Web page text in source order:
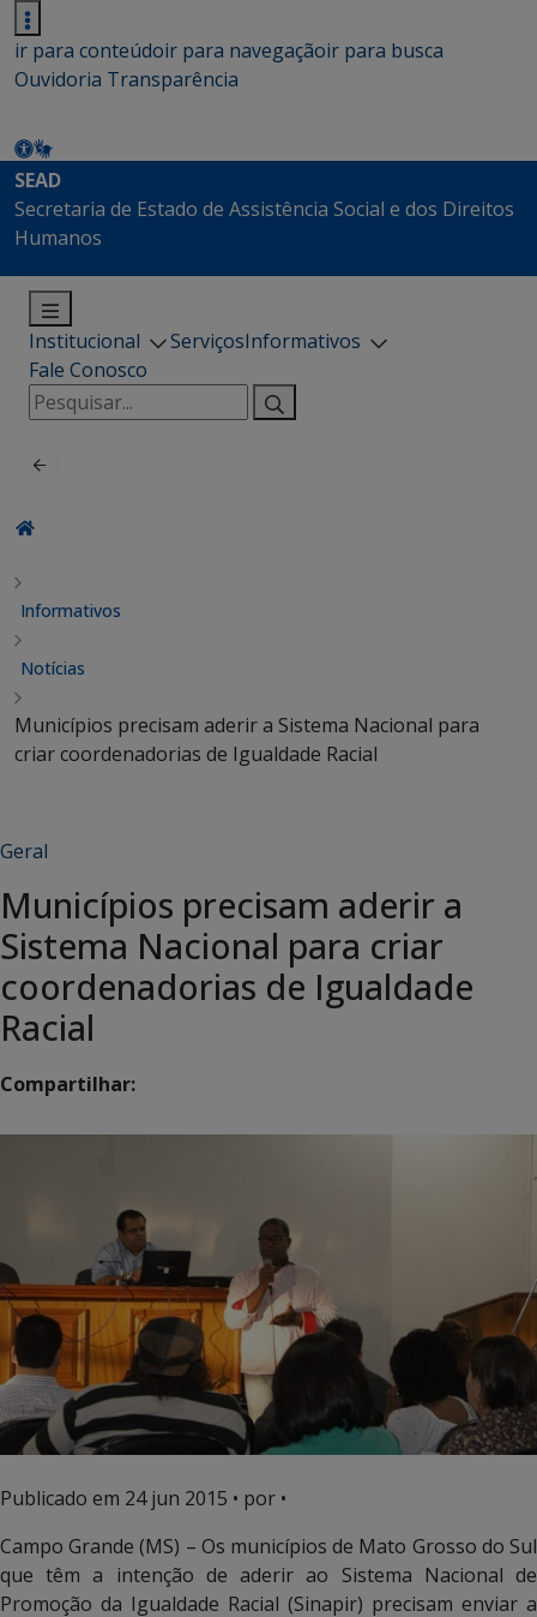
ir para conteúdoir para navegaçãoir para busca
Ouvidoria Transparência
SEAD
Secretaria de Estado de Assistência Social e dos Direitos
Humanos
Institucional ServiçosInformativos
Fale Conosco
Pesquisar
por:
Informativos
Notícias
Municípios precisam aderir a Sistema Nacional para
criar coordenadorias de Igualdade Racial
Geral
Municípios precisam aderir a
Sistema Nacional para criar
coordenadorias de Igualdade
Racial
Compartilhar:
Publicado em 24 jun 2015 • por •
Campo Grande (MS) – Os municípios de Mato Grosso do Sul
que têm a intenção de aderir ao Sistema Nacional de
Promoção da Igualdade Racial (Sinapir) precisam enviar a